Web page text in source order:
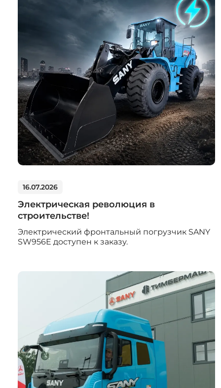
16.07.2026
Электрическая революция в
строительстве!
Электрический фронтальный погрузчик SANY
SW956E доступен к заказу.
Системы 3D нивелирования
Грейферные захваты
Посевная техника